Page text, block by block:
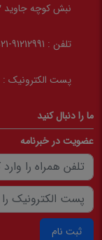
نبش کوچه جاوید 2، پلاک 2
تلفن : 91212991-021 , 66408640-021
پست الکترونیک :
ما را دنبال کنید
عضویت در خبرنامه
ثبت نام